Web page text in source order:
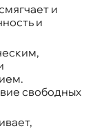
и
и
свободных